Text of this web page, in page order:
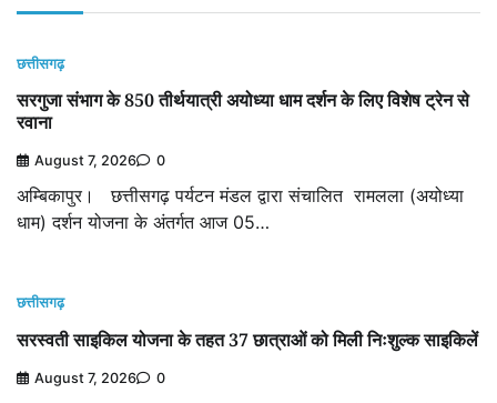
छत्तीसगढ़
सरगुजा संभाग के 850 तीर्थयात्री अयोध्या धाम दर्शन के लिए विशेष ट्रेन से
रवाना
August 7, 2026 0
अम्बिकापुर। छत्तीसगढ़ पर्यटन मंडल द्वारा संचालित रामलला (अयोध्या
धाम) दर्शन योजना के अंतर्गत आज 05…
छत्तीसगढ़
सरस्वती साइकिल योजना के तहत 37 छात्राओं को मिली निःशुल्क साइकिलें
August 7, 2026 0